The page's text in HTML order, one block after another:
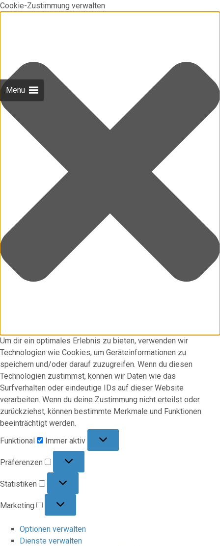
Cookie-Zustimmung verwalten
Um dir ein optimales Erlebnis zu bieten, verwenden wir
Technologien wie Cookies, um Geräteinformationen zu
speichern und/oder darauf zuzugreifen. Wenn du diesen
Technologien zustimmst, können wir Daten wie das
Surfverhalten oder eindeutige IDs auf dieser Website
verarbeiten. Wenn du deine Zustimmung nicht erteilst oder
zurückziehst, können bestimmte Merkmale und Funktionen
beeinträchtigt werden.
Funktional
Immer aktiv
Präferenzen
Statistiken
Marketing
Optionen verwalten
Dienste verwalten
Menu